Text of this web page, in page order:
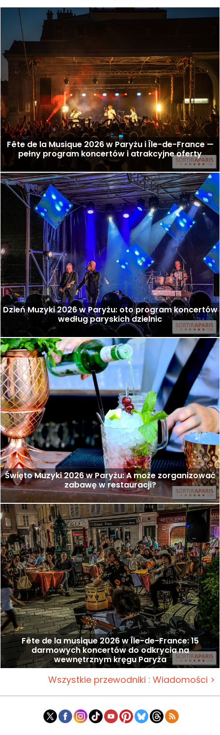
Fête de la Musique 2026 w Paryżu i Île-de-France —
pełny program koncertów i atrakcyjne oferty
Dzień Muzyki 2026 w Paryżu: oto program koncertów
według paryskich dzielnic
Święto Muzyki 2026 w Paryżu: A może zorganizować
zabawę w restauracji?
Fête de la musique 2026 w Île-de-France: 15
darmowych koncertów do odkrycia na
wewnętrznym kręgu Paryża
Wszystkie przewodniki : Wiadomości >